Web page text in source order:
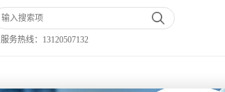
服务热线： 13120507132